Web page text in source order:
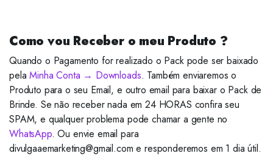
Como vou Receber o meu Produto ?
Quando o Pagamento for realizado o Pack pode ser baixado
pelaMinha Conta → Downloads. Também enviaremos o
Produto para o seu Email, e outro email para baixar o Pack de
Brinde. Se não receber nada em 24 HORAS confira seu
SPAM, e qualquer problema pode chamar a gente no
WhatsApp. Ou envie email para
divulgaaemarketing@gmail.com e responderemos em 1 dia útil.